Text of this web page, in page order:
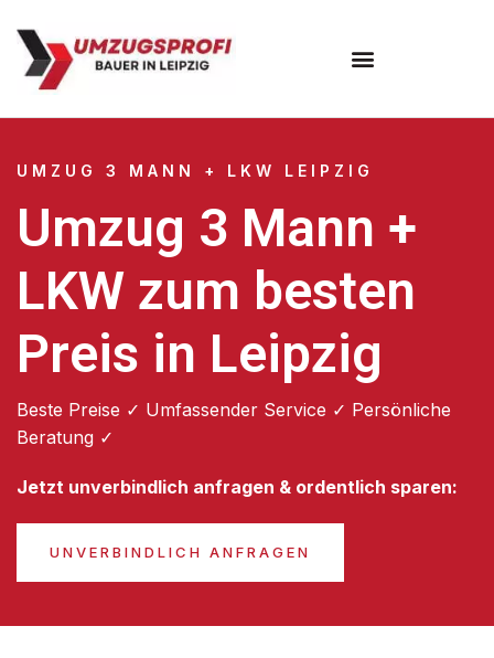
UMZUG 3 MANN + LKW LEIPZIG
Umzug 3 Mann +
LKW zum besten
Preis in Leipzig
Beste Preise ✓ Umfassender Service ✓ Persönliche
Beratung ✓
Jetzt unverbindlich anfragen & ordentlich sparen:
UNVERBINDLICH ANFRAGEN